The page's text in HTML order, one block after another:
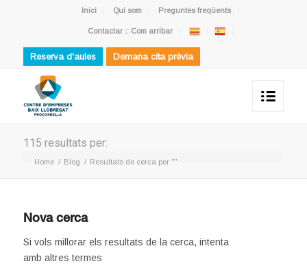
Inici Qui som Preguntes freqüents
Contactar :: Com arribar
Reserva d'aules Demana cita prèvia
115 resultats per:
Home / Blog / Resultats de cerca per ""
Nova cerca
Si vols millorar els resultats de la cerca, intenta
amb altres termes